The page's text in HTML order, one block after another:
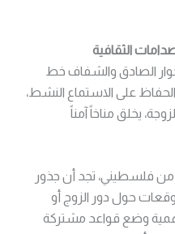
الثقافية
الصادق والشفاف خط
على الاستماع النشط،
يخلق مناخاً آمناً
من فلسطيني، تجد أن جذور
حول دور الزوج أو
وضع قواعد مشتركة